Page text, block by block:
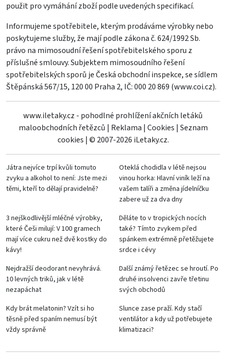
použit pro vymáhání zboží podle uvedených specifikací.
Informujeme spotřebitele, kterým prodáváme výrobky nebo
poskytujeme služby, že mají podle zákona č. 624/1992 Sb.
právo na mimosoudní řešení spotřebitelského sporu z
příslušné smlouvy. Subjektem mimosoudního řešení
spotřebitelských sporů je Česká obchodní inspekce, se sídlem
Štěpánská 567/15, 120 00 Praha 2, IČ: 000 20 869 (www.coi.cz).
www.iletaky.cz - pohodlné prohlížení akčních letáků
maloobchodních řetězců | Reklama | Cookies | Seznam
cookies | © 2007-2026 iLetaky.cz.
Játra nejvíce trpí kvůli tomuto
zvyku a alkohol to není: Jste mezi
těmi, kteří to dělají pravidelně?
Oteklá chodidla v létě nejsou
vinou horka: Hlavní viník leží na
vašem talíři a změna jídelníčku
zabere už za dva dny
3 nejškodlivější mléčné výrobky,
které Češi milují: V 100 gramech
mají více cukru než dvě kostky do
kávy!
Děláte to v tropických nocích
také? Tímto zvykem před
spánkem extrémně přetěžujete
srdce i cévy
Nejdražší deodorant nevyhrává.
10 levných triků, jak v létě
nezapáchat
Další známý řetězec se hroutí. Po
druhé insolvenci zavře třetinu
svých obchodů
Kdy brát melatonin? Vzít si ho
těsně před spaním nemusí být
vždy správně
Slunce zase praží. Kdy stačí
ventilátor a kdy už potřebujete
klimatizaci?